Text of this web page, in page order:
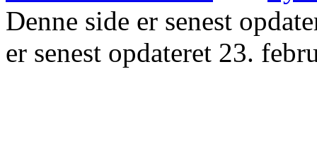
Denne side er senest
er senest opdateret 23.